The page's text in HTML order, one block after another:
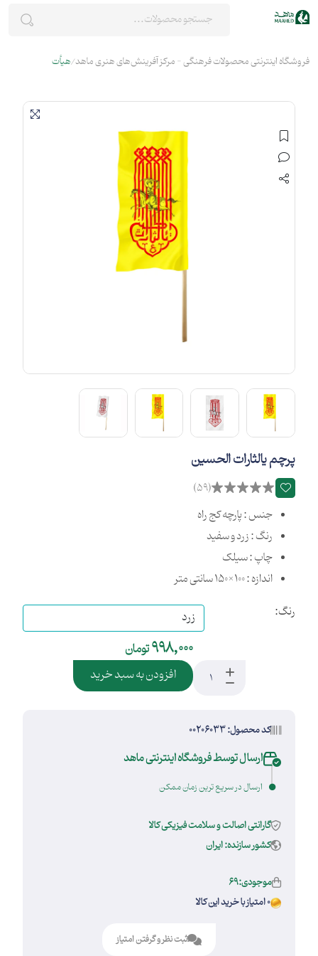
فروشگاه اینترنتی محصولات فرهنگی - مرکز آفرینش‌های هنری ماهد هیأت
پرچم یالثارات الحسین
(59)
جنس : پارچه کج راه
رنگ : زرد و سفید
چاپ : سیلک
اندازه : 100×150 سانتی متر
رنگ:
998,000تومان
افزودن به سبد خرید
کد محصول: 00206033
ارسال توسط فروشگاه اینترنتی ماهد
ارسال در سریع ترین زمان ممکن
گارانتی اصالت و سلامت فیزیکی کالا
کشور سازنده: ایران
موجودی:69
0 امتیاز با خرید این کالا
ثبت نظر و گرفتن امتیاز